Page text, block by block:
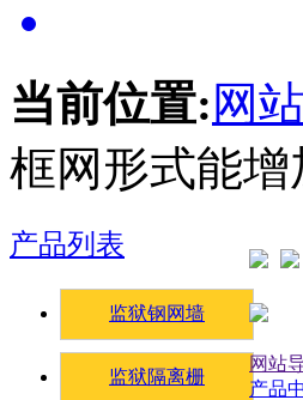
当前位置: 网
框网形式能
产品列表
监狱钢网墙
监狱隔离栅
网站
产品